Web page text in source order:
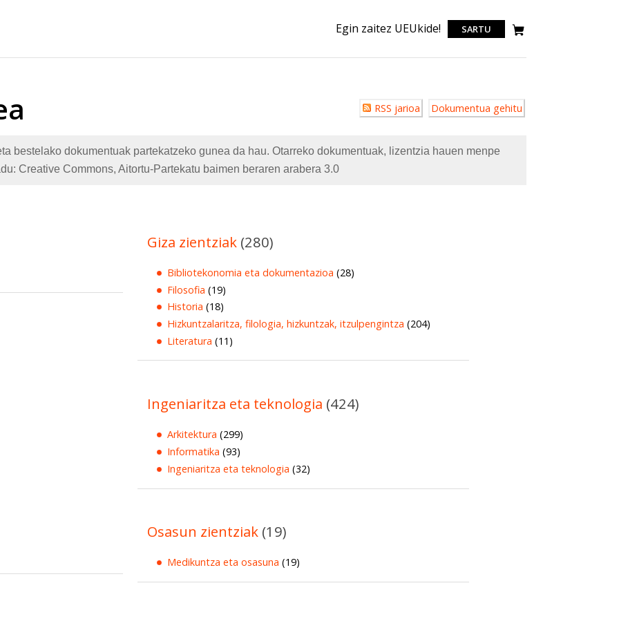
Egin zaitez UEUkide! SARTU
Erabiltzailearen
akzioak
RSS jarioa Dokumentua gehitu
bestelako dokumentuak partekatzeko gunea da hau. Otarreko dokumentuak, lizentzia hauen menpe
Creative Commons, Aitortu-Partekatu baimen beraren arabera 3.0
Giza zientziak (280)
Bibliotekonomia eta dokumentazioa (28)
Filosofia (19)
Historia (18)
Hizkuntzalaritza, filologia, hizkuntzak, itzulpengintza (204)
Literatura (11)
Ingeniaritza eta teknologia (424)
Arkitektura (299)
Informatika (93)
Ingeniaritza eta teknologia (32)
Osasun zientziak (19)
Medikuntza eta osasuna (19)